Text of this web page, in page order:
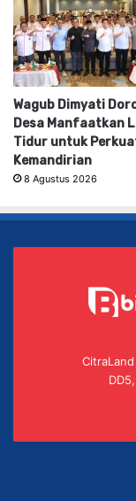
Wagub Dimyati
Desa Manfaatkan
Tidur untuk
Kemandirian
8 Agustus 2026